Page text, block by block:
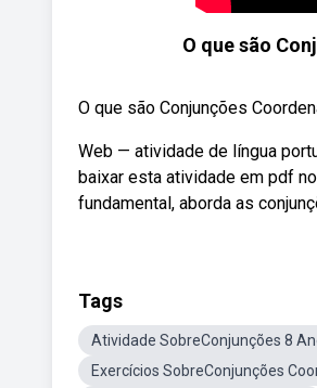
O que são
O que são Conjunções
Web — atividade de língua
baixar esta atividade em pdf
fundamental, aborda as
Tags
Atividade SobreConjunções 8
Exercícios SobreConjunções